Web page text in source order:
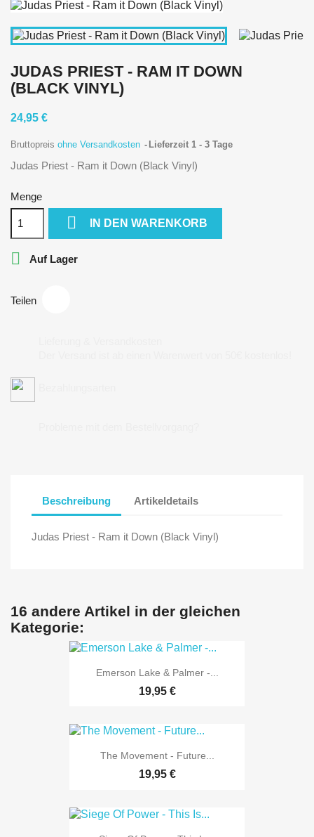
JUDAS PRIEST - RAM IT DOWN
(BLACK VINYL)
24,95 €
Bruttopreis ohne Versandkosten Lieferzeit 1 - 3 Tage
Judas Priest - Ram it Down (Black Vinyl)
Menge
 IN DEN WARENKORB
 Auf Lager
Teilen
Beschreibung Artikeldetails
Judas Priest - Ram it Down (Black Vinyl)
16 andere Artikel in der gleichen
Kategorie:
Emerson Lake & Palmer -...
19,95 €
The Movement - Future...
19,95 €